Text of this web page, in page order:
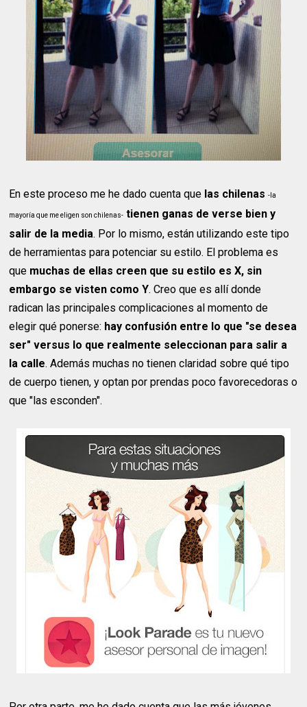
En este proceso me he dado cuenta que las chilenas -la
mayoría que me eligen son chilenas- tienen ganas de verse bien y
salir de la media. Por lo mismo, están utilizando este tipo
de herramientas para potenciar su estilo. El problema es
que muchas de ellas creen que su estilo es X, sin
embargo se visten como Y. Creo que es allí donde
radican las principales complicaciones al momento de
elegir qué ponerse: hay confusión entre lo que "se desea
ser" versus lo que realmente seleccionan para salir a
la calle. Además muchas no tienen claridad sobre qué tipo
de cuerpo tienen, y optan por prendas poco favorecedoras o
que "las esconden".